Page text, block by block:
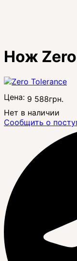
Нож
Цена: 9 588грн.
Нет в наличии
Сообщить о